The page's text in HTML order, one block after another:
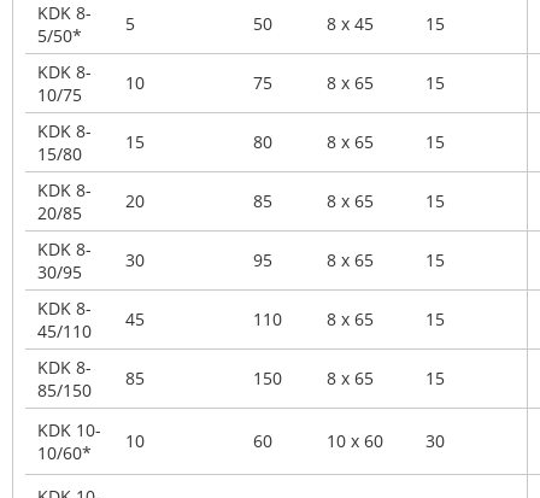
KDK 8-
5/50*
5 50 8 x 45 15
KDK 8-
10/75
10 75 8 x 65 15
KDK 8-
15/80
15 80 8 x 65 15
KDK 8-
20/85
20 85 8 x 65 15
KDK 8-
30/95
30 95 8 x 65 15
KDK 8-
45/110
45 110 8 x 65 15
KDK 8-
85/150
85 150 8 x 65 15
KDK 10-
10/60*
10 60 10 x 60 30